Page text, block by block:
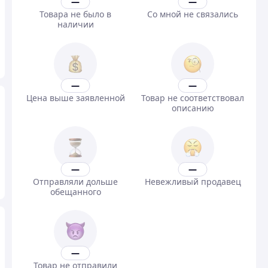
Товара не было в
наличии
Со мной не связались
—
Цена выше заявленной
—
Товар не соответствовал
описанию
—
Отправляли дольше
обещанного
—
Невежливый продавец
—
Товар не отправили